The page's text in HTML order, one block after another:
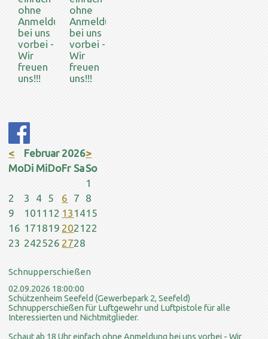
ohne
Anmeldung
bei uns
vorbei -
Wir
freuen
uns!!!
ohne
Anmeldung
bei uns
vorbei -
Wir
freuen
uns!!!
< Februar 2026>
Montag
Dienstag
Mittwoch
Donnerstag
Freitag
Samstag
Sonntag
1
2
3 4 5 6 7
8
9
1011 12 13 1415
16 171819 2021 22
23 242526 2728
Schnupperschießen
02.09.2026 18:00:00
Schützenheim Seefeld (Gewerbepark 2, Seefeld)
Schnupperschießen für Luftgewehr und Luftpistole für alle
Interessierten und Nichtmitglieder.
Schaut ab 18 Uhr einfach ohne Anmeldung bei uns vorbei - Wir